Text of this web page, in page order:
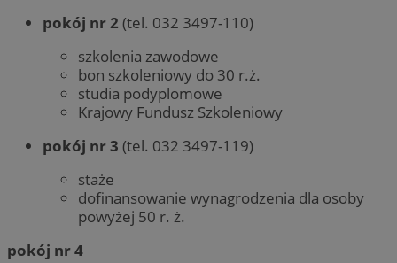
pokój nr 2 (tel. 032 3497-110)
szkolenia zawodowe
bon szkoleniowy do 30 r.ż.
studia podyplomowe
Krajowy Fundusz Szkoleniowy
pokój nr 3 (tel. 032 3497-119)
staże
dofinansowanie wynagrodzenia dla osoby
powyżej 50 r. ż.
pokój nr 4